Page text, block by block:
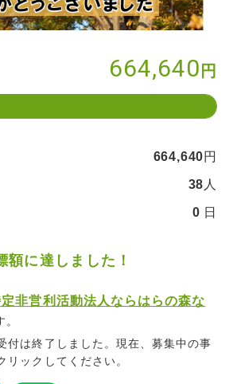
664,640 円
664,640円
38 人
0 日
額に達しました！
非営利活動法人ならはらの森な
。
付は終了しました。現在、募集中の事
リックしてください。